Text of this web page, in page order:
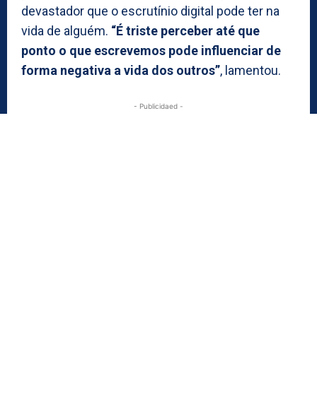
devastador que o escrutínio digital pode ter na
vida de alguém. “É triste perceber até que
ponto o que escrevemos pode influenciar de
forma negativa a vida dos outros”, lamentou.
- Publicidaed -